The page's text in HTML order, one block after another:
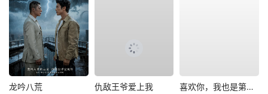
龙吟八荒 仇敌王爷爱上我 喜欢你，我也是第一部